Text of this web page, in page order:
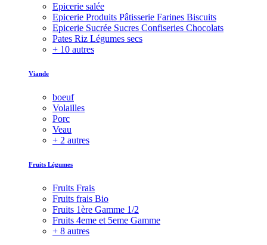
Epicerie salée
Epicerie Produits Pâtisserie Farines Biscuits
Epicerie Sucrée Sucres Confiseries Chocolats
Pates Riz Légumes secs
+ 10 autres
Viande
boeuf
Volailles
Porc
Veau
+ 2 autres
Fruits Légumes
Fruits Frais
Fruits frais Bio
Fruits 1ère Gamme 1/2
Fruits 4eme et 5eme Gamme
+ 8 autres